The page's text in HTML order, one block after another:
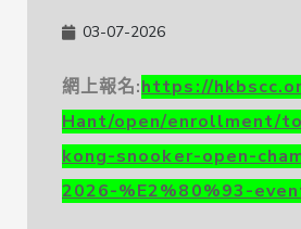
03-07-2026
網上報名:https://
Hant/open/enrollment/
kong-snooker-open-
2026-%E2%80%93-